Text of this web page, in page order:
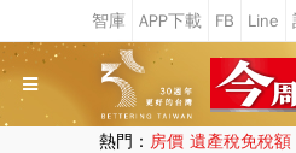
熱門： 房價 遺產稅免稅額